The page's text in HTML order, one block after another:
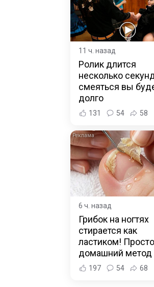
11 ч. назад
Ролик длится
несколько
смеяться вы
долго
131 54 58
6 ч. назад
Грибок на ногтях
стирается как
ластиком!
домашний метод
197 54 68